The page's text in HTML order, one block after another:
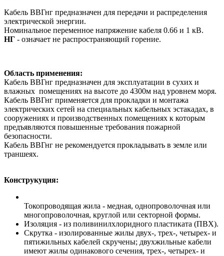
Кабель ВВГнг предназначен для передачи и распределения
электрической энергии.
Номинальное переменное напряжение кабеля 0.66 и 1 кВ.
НГ - означает не распространяющий горение.
Область применения:
Кабель ВВГнг предназначен для эксплуатации в сухих и
влажных помещениях на высоте до 4300м над уровнем моря.
Кабель ВВГнг применяется для прокладки и монтажа
электрических сетей на специальных кабельных эстакадах, в
сооружениях и производственных помещениях к которым
предъявляются повышенные требования пожарной
безопасности.
Кабель ВВГнг не рекомендуется прокладывать в земле или
траншеях.
Конструкуция:
Токопроводящая жила - медная, однопроволочная или
многопроволочная, круглой или секторной формы.
Изоляция - из поливинилхлоридного пластиката (ПВХ).
Скрутка - изолированные жилы двух-, трех-, четырех- и
пятижильных кабелей скручены; двухжильные кабели
имеют жилы одинакового сечения, трех-, четырех- и